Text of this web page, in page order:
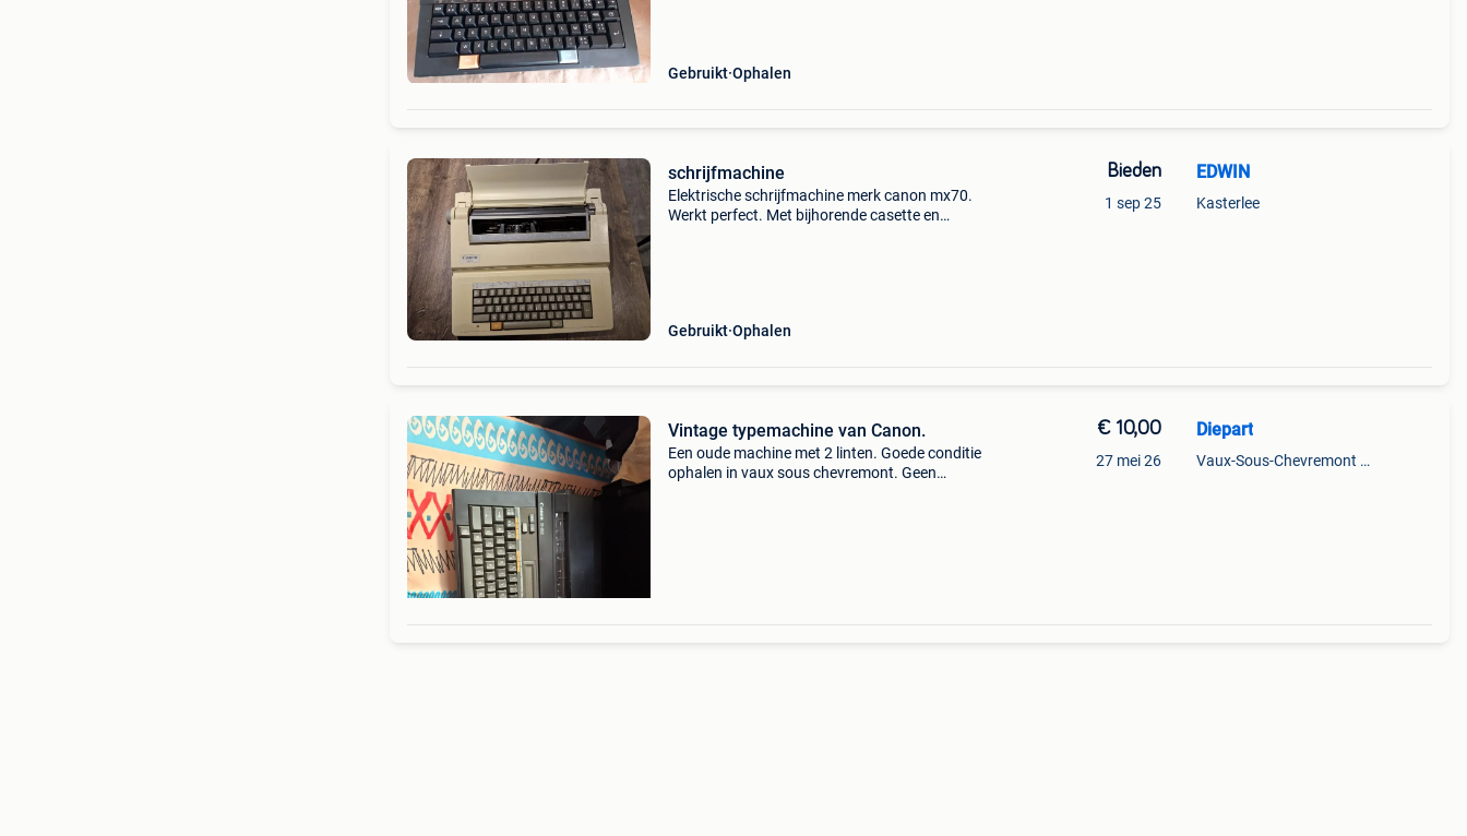
Gebruikt Ophalen
schrijfmachine
Elektrische schrijfmachine merk canon mx70.
Werkt perfect. Met bijhorende casette en
Gebruikt Ophalen
Bieden
1 sep 25
EDWIN
Kasterlee
Vintage typemachine van Canon.
Een oude machine met 2 linten. Goede conditie
ophalen in vaux sous chevremont. Geen
€ 10,00
27 mei 26
Diepart
Vaux-Sous-Chevremont + Partie De Chenee